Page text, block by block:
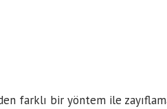
farklı bir yöntem ile